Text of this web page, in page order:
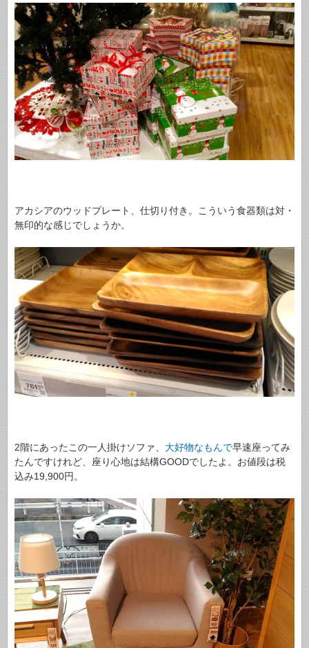
アカシアのウッドプレート、仕切り付き。こういう食器類は対・
無印的な感じでしょうか。
2階にあったこの一人掛けソファ、 大好物なもんで早速座ってみ
たんですけれど、座り心地は結構GOODでしたよ。お値段は税
込み19,900円。